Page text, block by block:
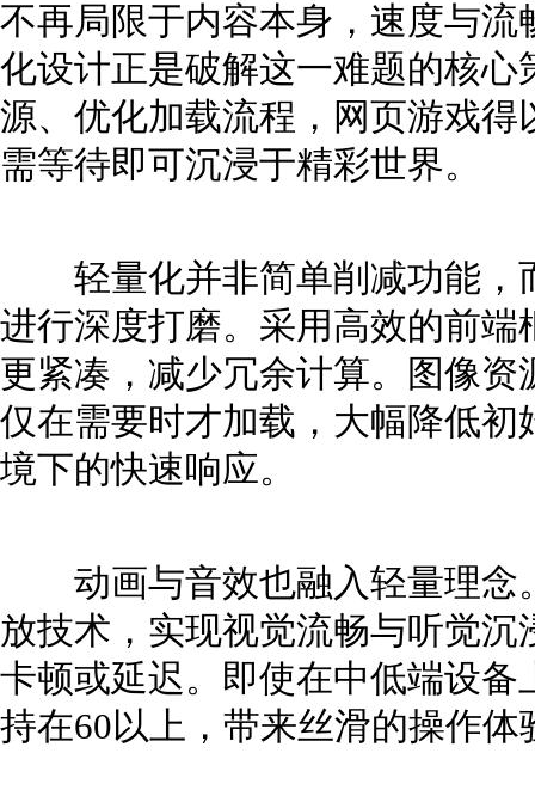
不再局限于内容本身，速度与
化设计正是破解这一难题的核
源、优化加载流程，网页游戏
需等待即可沉浸于精彩世界。
轻量化并非简单削减功能，
进行深度打磨。采用高效的前
更紧凑，减少冗余计算。图像
仅在需要时才加载，大幅降低
境下的快速响应。
动画与音效也融入轻量理念
放技术，实现视觉流畅与听觉
卡顿或延迟。即使在中低端设
持在60以上，带来丝滑的操作体